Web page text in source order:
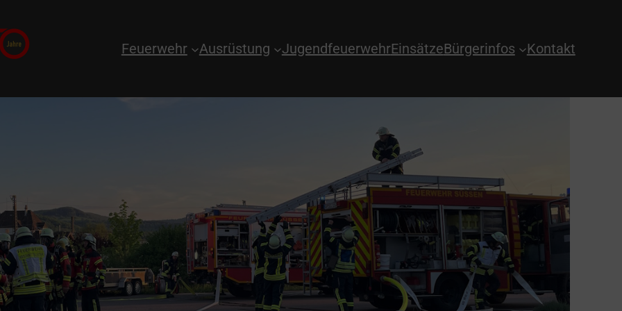
Feuerwehr Ausrüstung JugendfeuerwehrEinsätzeBürgerinfos Kontakt